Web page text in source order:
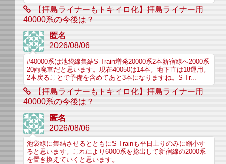
【拝島ライナーもトキイロ化】拝島ライナー用
40000系の今後は？
匿名
2026/08/06
#40000系は池袋線集結S-Train増発20000系2本新宿線へ2000系
20両廃車だと思います。現在40050は14本。地下直は18運用。
2本戻ることで予備を含めてあと3本になりますね。S-Tr...
【拝島ライナーもトキイロ化】拝島ライナー用
40000系の今後は？
匿名
2026/08/06
池袋線に集結させるとともにS-Trainも平日上りのみに縮小す
ると思います。これにより6000系を捻出して新宿線の2000系
を置き換えていくと思います。